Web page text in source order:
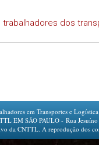
trabalhadores dos
em Transportes e
EM SÃO PAULO - Rua
da CNTTL. A reprodução dos